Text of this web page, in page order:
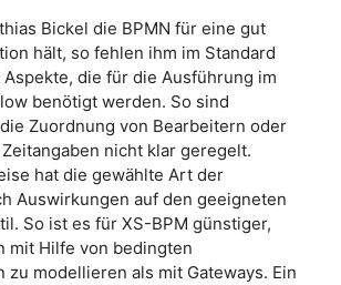
Bickel die BPMN für eine gut
hält, so fehlen ihm im Standard
die für die Ausführung im
benötigt werden. So sind
Zuordnung von Bearbeitern oder
nicht klar geregelt.
hat die gewählte Art der
Auswirkungen auf den geeigneten
So ist es für XS-BPM günstiger,
mit Hilfe von bedingten
zu modellieren als mit Gateways. Ein